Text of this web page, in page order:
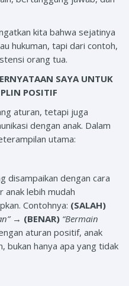
kita bahwa sejatinya
hukuman, tapi dari contoh,
orang tua.
SAYA UNTUK
POSITIF
aturan, tetapi juga
dengan anak. Dalam
utama:
disampaikan dengan cara
anak lebih mudah
Contohnya: (SALAH)
→ (BENAR) “Bermain
aturan positif, anak
bukan hanya apa yang tidak